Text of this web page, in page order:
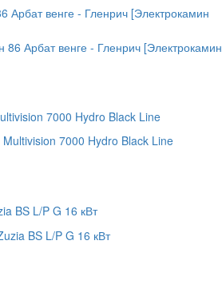
Арбат венге - Гленрич [Электрокамин
7000 Hydro Black Line
BS L/P G 16 кВт